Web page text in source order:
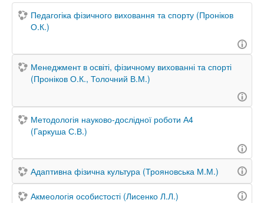
Педагогіка фізичного виховання та спорту (Проніков
О.К.)
Менеджмент в освіті, фізичному вихованні та спорті
(Проніков О.К., Толочний В.М.)
Методологія науково-дослідної роботи А4
(Гаркуша С.В.)
Адаптивна фізична культура (Трояновська М.М.)
Акмеологія особистості (Лисенко Л.Л.)